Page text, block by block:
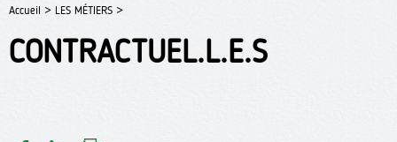
Accueil > LES MÉTIERS >
CONTRACTUEL.L.E.S